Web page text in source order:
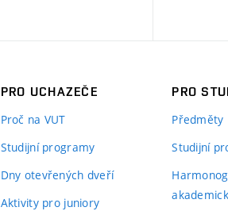
PRO UCHAZEČE
Proč na VUT
Studijní programy
Dny otevřených dveří
Aktivity pro juniory
PRO
Předměty
Studijní